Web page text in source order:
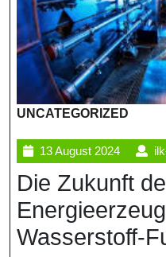
UNCATEGORIZED
13 August 202413
August
2024
Die Zukunft
Wasserstoff-